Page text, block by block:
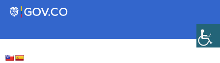
Transparencia